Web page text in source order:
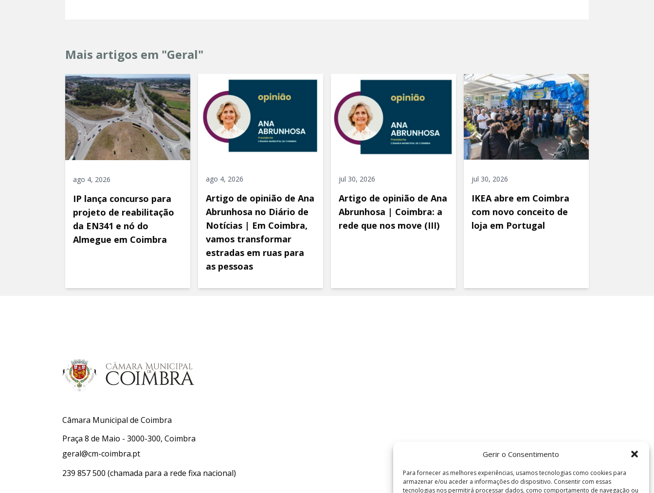
Gerir o Consentimento
Para fornecer as melhores experiências, usamos tecnologias como cookies para
armazenar e/ou aceder a informações do dispositivo. Consentir com essas
tecnologias nos permitirá processar dados, como comportamento de navegação ou
Mais artigos em "Geral"
ago 4, 2026
IP lança concurso para
projeto de reabilitação
da EN341 e nó do
Almegue em Coimbra
ago 4, 2026
Artigo de opinião de Ana
Abrunhosa no Diário de
Notícias | Em Coimbra,
vamos transformar
estradas em ruas para
as pessoas
jul 30, 2026
Artigo de opinião de Ana
Abrunhosa | Coimbra: a
rede que nos move (III)
jul 30, 2026
IKEA abre em Coimbra
com novo conceito de
loja em Portugal
Câmara Municipal de Coimbra
Praça 8 de Maio - 3000-300, Coimbra
geral@cm-coimbra.pt
239 857 500 (chamada para a rede fixa nacional)